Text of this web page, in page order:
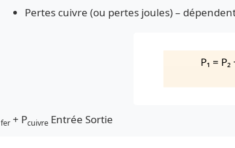
Pertes cuivre (ou pertes joules) –
P₁ = P₂
fer + Pcuivre Entrée Sortie